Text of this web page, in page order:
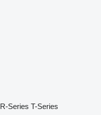
R-Series T-Series